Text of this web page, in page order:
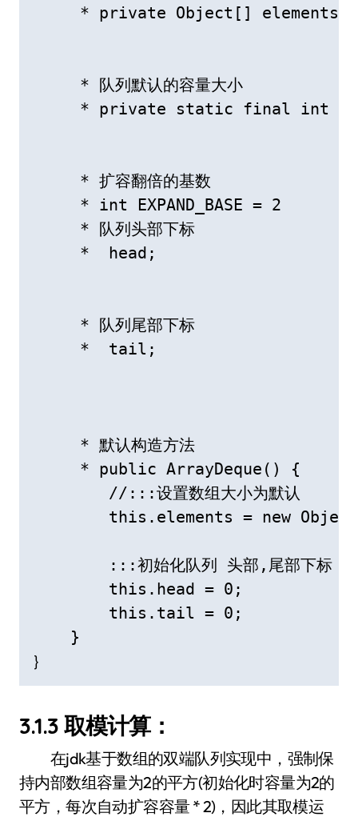
     * private Object[] elements;
     * 队列默认的容量大小
* private static final int
     * 扩容翻倍的基数
     * int EXPAND_BASE = 2
     * 队列头部下标
     *  head;
     * 队列尾部下标
     *  tail;
     * 默认构造方法
     * public ArrayDeque() {
        //:::设置数组大小为默认
this.elements = new
        :::初始化队列 头部,尾部下标
        this.head = 0;
        this.tail = 0;
    }
｝
3.1.3 取模计算：
在jdk基于数组的双端队列实现中，强制保
持内部数组容量为2的平方(初始化时容量为2的
平方，每次自动扩容容量 * 2)，因此其取模运